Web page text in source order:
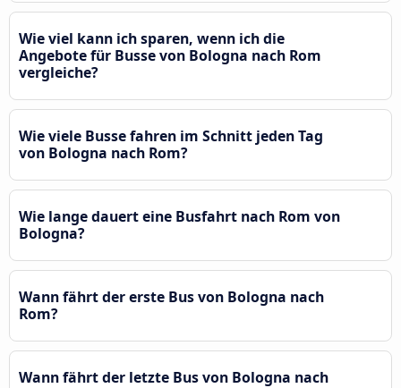
Wie viel kann ich sparen, wenn ich die
Angebote für Busse von Bologna nach Rom
vergleiche?
Wie viele Busse fahren im Schnitt jeden Tag
von Bologna nach Rom?
Wie lange dauert eine Busfahrt nach Rom von
Bologna?
Wann fährt der erste Bus von Bologna nach
Rom?
Wann fährt der letzte Bus von Bologna nach